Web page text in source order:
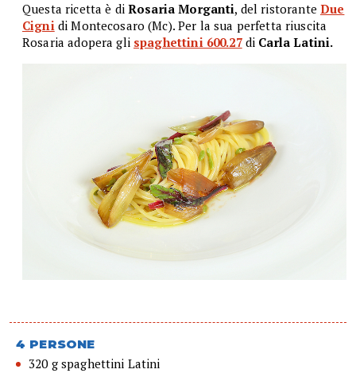
Questa ricetta è di Rosaria Morganti, del ristorante Due
Cignidi Montecosaro (Mc). Per la sua perfetta riuscita
Rosaria adopera gli spaghettini 600.27di Carla Latini.
4 PERSONE
320 g spaghettini Latini